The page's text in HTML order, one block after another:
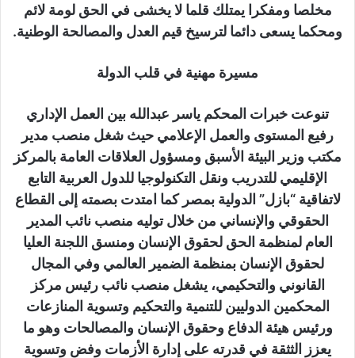
مخلصا ومفكرا يمتلك قلما لا يخشى في الحق لومة لائم
ومحكما يسعى دائما لترسيخ قيم العدل والمصالحة الوطنية.
مسيرة مهنية في قلب الدولة
تنوعت خبرات المحكم ياسر عبدالله بين العمل الإداري
رفيع المستوى والعمل الإعلامي حيث شغل منصب مدير
مكتب وزير البيئة الأسبق ومسؤول العلاقات العامة بالمركز
الإقليمي للتدريب ونقل التكنولوجيا للدول العربية التابع
لاتفاقية “بازل” الدولية بمصر كما امتدت بصمته إلى القطاع
الحقوقي والإنساني من خلال توليه منصب نائب المدير
العام لمنظمة الحق لحقوق الإنسان ومنسق اللجنة العليا
لحقوق الإنسان بمنظمة الضمير العالمي وفي المجال
القانوني والتحكيمي، يشغل منصب نائب رئيس مركز
المحكمين الدوليين للتنمية والتحكيم وتسوية المنازعات
ورئيس هيئة الدفاع وحقوق الإنسان والمصالحات وهو ما
يعزز الثثقة في قدرته على إدارة الأزمات وفض وتسوية